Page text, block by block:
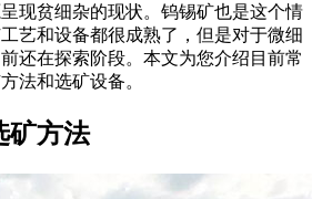
现贫细杂的现状。钨锡矿也是这个情
艺和设备都很成熟了，但是对于微细
还在探索阶段。本文为您介绍目前常
法和选矿设备。
矿方法